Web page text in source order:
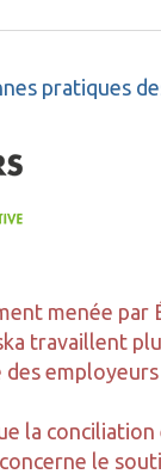
pratiques
menée par
travaillent
la
le